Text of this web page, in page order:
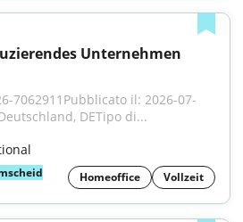
Unternehmen
7062911Pubblicato il: 2026-07-
DETipo di...
Homeoffice Vollzeit